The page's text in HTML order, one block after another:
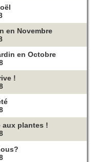
en Novembre
en Octobre
!
aux plantes !